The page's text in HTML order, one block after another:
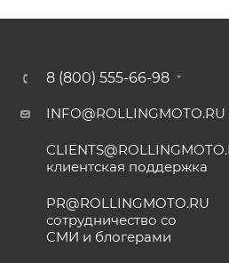
8 (800) 555-66-98
INFO@ROLLINGMOTO.RU
клиентская поддержка
PR@ROLLINGMOTO.RU
сотрудничество со
СМИ и блогерами